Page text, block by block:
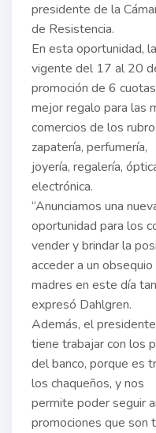
presidente de la
de Resistencia.
En esta oportunidad,
vigente del 17 al 20
promoción de 6
mejor regalo para las
comercios de los
zapatería, perfumería,
joyería, regalería,
electrónica.
“Anunciamos una
oportunidad para los
vender y brindar la
acceder a un obsequio
madres en este día
expresó Dahlgren.
Además, el
tiene trabajar con los
del banco, porque es
los chaqueños, y nos
permite poder seguir
promociones que son